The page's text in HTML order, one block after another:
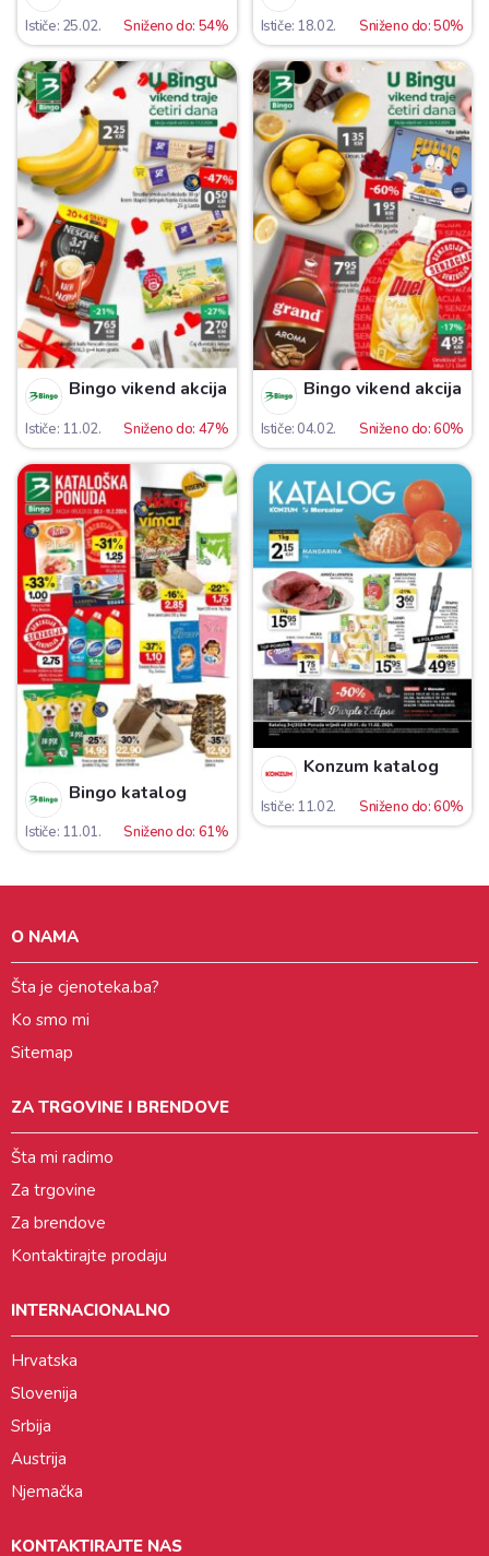
Ističe: 25.02. Sniženo do: 54% Ističe: 18.02. Sniženo do: 50%
Bingo vikend akcija
Ističe: 11.02. Sniženo do: 47%
Bingo vikend akcija
Ističe: 04.02. Sniženo do: 60%
Bingo katalog
Ističe: 11.01. Sniženo do: 61%
Konzum katalog
Ističe: 11.02. Sniženo do: 60%
O NAMA
Šta je cjenoteka.ba?
Ko smo mi
Sitemap
ZA TRGOVINE I BRENDOVE
Šta mi radimo
Za trgovine
Za brendove
Kontaktirajte prodaju
INTERNACIONALNO
Hrvatska
Slovenija
Srbija
Austrija
Njemačka
KONTAKTIRAJTE NAS